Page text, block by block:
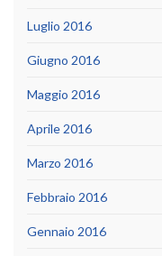
Luglio 2016
Giugno 2016
Maggio 2016
Aprile 2016
Marzo 2016
Febbraio 2016
Gennaio 2016